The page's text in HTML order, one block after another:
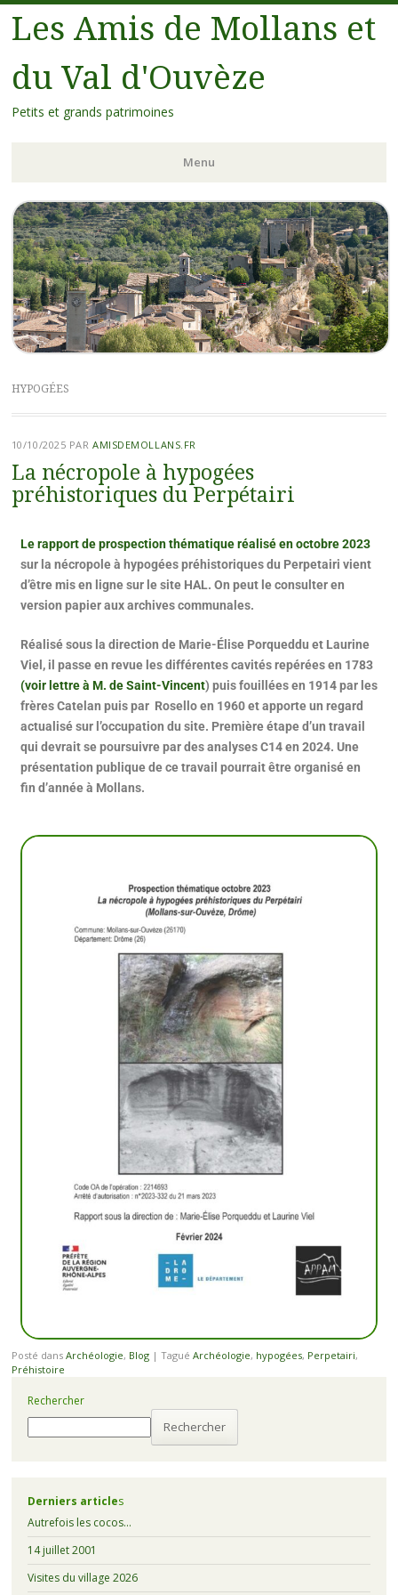
Les Amis de Mollans et
du Val d'Ouvèze
Petits et grands patrimoines
Menu
HYPOGÉES
10/10/2025 PARAMISDEMOLLANS.FR
La nécropole à hypogées
préhistoriques du Perpétairi
Le rapport de prospection thématique réalisé en octobre 2023
sur la nécropole à hypogées préhistoriques du Perpetairi vient
d’être mis en ligne sur le site HAL. On peut le consulter en
version papier aux archives communales.
Réalisé sous la direction de Marie-Élise Porqueddu et Laurine
Viel, il passe en revue les différentes cavités repérées en 1783
(voir lettre à M. de Saint-Vincent) puis fouillées en 1914 par les
frères Catelan puis par Rosello en 1960 et apporte un regard
actualisé sur l’occupation du site. Première étape d’un travail
qui devrait se poursuivre par des analyses C14 en 2024. Une
présentation publique de ce travail pourrait être organisé en
fin d’année à Mollans.
Posté dans Archéologie, Blog | Tagué Archéologie, hypogées, Perpetairi,
Préhistoire
Rechercher
Rechercher
Derniers articles
Autrefois les cocos…
14 juillet 2001
Visites du village 2026